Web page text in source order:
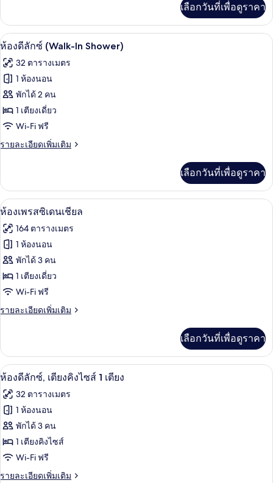
(High
Floor)
เกี่ยว
กับ
ห้อง
ลัก
ซ์
Floor)
เลือกวันที่เพื่อดูราคา
เปิด
ภาพถ่าย
ทั้งหมด
ของ
ห้อง
ดี
ลัก
(Walk-
In
Shower)
เครื่องนอนระดับพรีเมียม, ผ้านวมขนเ
6
ห้องดีลักซ์ (Walk-In Shower)
32 ตารางเมตร
1 ห้องนอน
พักได้ 2 คน
1 เตียงเดี่ยว
Wi-Fi ฟรี
รายละเอียดเพิ่มเติม
ราย
เกี่ยว
กับ
ห้อง
ลัก
ซ์
In
Shower)
เลือกวันที่เพื่อดูราคา
เปิด
ภาพถ่าย
ทั้งหมด
ของ
ห้อง
เพรส
ซิ
เชีย
ล
ห้องเพรสซิเดนเชียล | เครื่องนอนระ
7
ห้องเพรสซิเดนเชียล
164 ตารางเมตร
1 ห้องนอน
พักได้ 3 คน
1 เตียงเดี่ยว
Wi-Fi ฟรี
รายละเอียดเพิ่มเติม
ราย
เกี่ยว
กับ
ห้อง
ซิ
เดน
ล
เลือกวันที่เพื่อดูราคา
เปิด
ภาพถ่าย
ทั้งหมด
ของ
ห้อง
ดี
ลัก
เครื่องนอนระดับพรีเมียม, ผ้านวมขนเ
6
ห้องดีลักซ์, เตียงคิงไซส์ 1 เตียง
32 ตารางเมตร
1 ห้องนอน
พักได้ 3 คน
1 เตียงคิงไซส์
Wi-Fi ฟรี
รายละเอียดเพิ่มเติม
ราย